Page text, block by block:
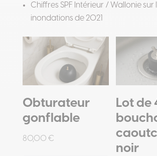
Chiffres SPF Intérieur / Wallonie sur
inondations de 2021
Obturateur
gonflable
80,00 €
Lot de
noir